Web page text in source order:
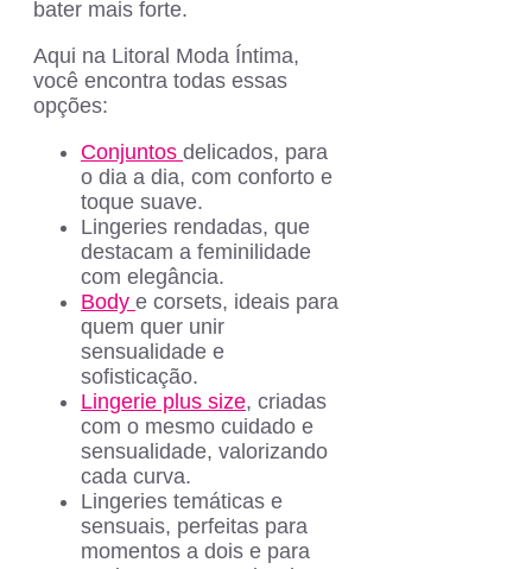
bater mais forte.
Aqui na Litoral Moda Íntima,
você encontra todas essas
opções:
Conjuntos delicados, para
o dia a dia, com conforto e
toque suave.
Lingeries rendadas, que
destacam a feminilidade
com elegância.
Body e corsets, ideais para
quem quer unir
sensualidade e
sofisticação.
Lingerie plus size, criadas
com o mesmo cuidado e
sensualidade, valorizando
cada curva.
Lingeries temáticas e
sensuais, perfeitas para
momentos a dois e para